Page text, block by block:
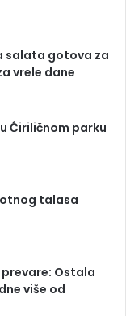
salata gotova za
vrele dane
Ćiriličnom parku
talasa
Ostala
više od